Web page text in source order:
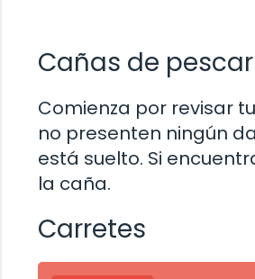
Cañas de pescar
Comienza por revisar
no presenten ningún
está suelto. Si
la caña.
Carretes